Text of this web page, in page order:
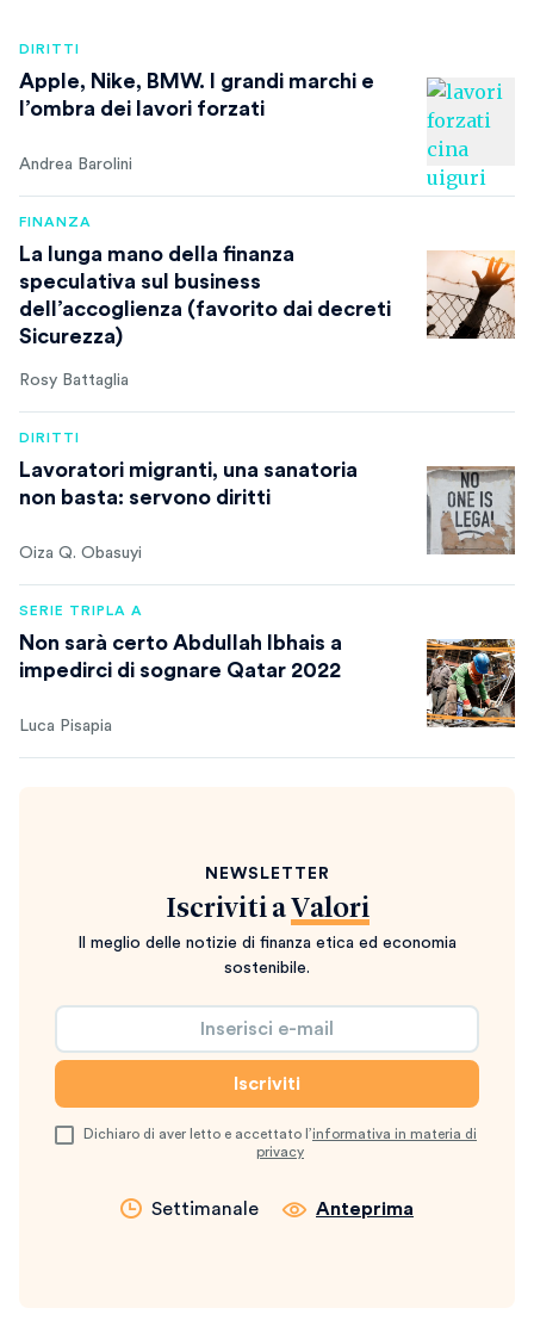
DIRITTI
Apple, Nike, BMW. I grandi marchi e
l’ombra dei lavori forzati
Andrea Barolini
FINANZA
La lunga mano della finanza
speculativa sul business
dell’accoglienza (favorito dai decreti
Sicurezza)
Rosy Battaglia
DIRITTI
Lavoratori migranti, una sanatoria
non basta: servono diritti
Oiza Q. Obasuyi
SERIE TRIPLA A
Non sarà certo Abdullah Ibhais a
impedirci di sognare Qatar 2022
Luca Pisapia
NEWSLETTER
Iscriviti a Valori
Il meglio delle notizie di finanza etica ed economia
sostenibile.
Dichiaro di aver letto e accettato l’informativa in materia di
privacy
Settimanale Anteprima